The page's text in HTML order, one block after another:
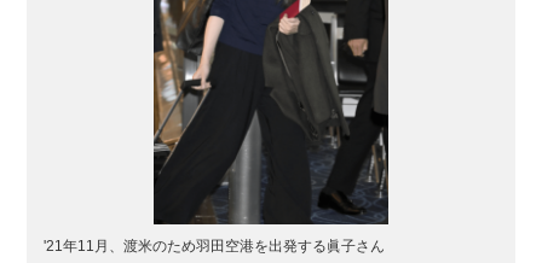
'21年11月、渡米のため羽田空港を出発する眞子さん